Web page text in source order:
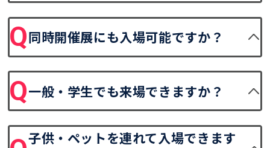
同時開催展にも入場可能ですか？
一般・学生でも来場できますか？
子供・ペットを連れて入場できます